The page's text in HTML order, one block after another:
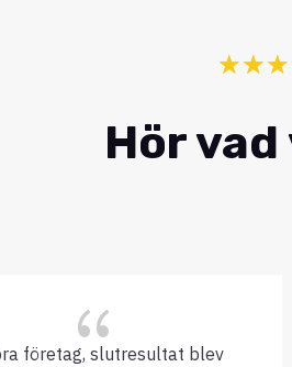
☆☆☆
Hör
{
företag, slutresultat blev